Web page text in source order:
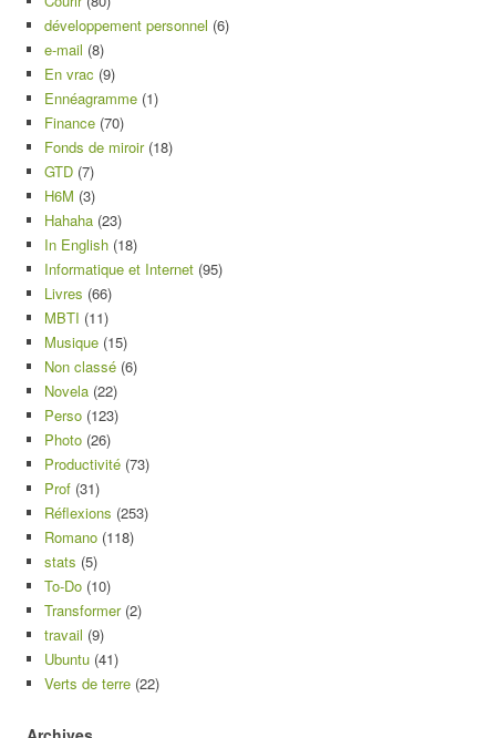
développement personnel (6)
e-mail (8)
En vrac (9)
Ennéagramme (1)
Finance (70)
Fonds de miroir(18)
GTD (7)
H6M (3)
Hahaha (23)
In English (18)
Informatique et Internet (95)
Livres (66)
MBTI (11)
Musique (15)
Non classé (6)
Novela (22)
Perso (123)
Photo (26)
Productivité (73)
Prof (31)
Réflexions (253)
Romano (118)
stats (5)
To-Do (10)
Transformer(2)
travail (9)
Ubuntu (41)
Verts de terre (22)